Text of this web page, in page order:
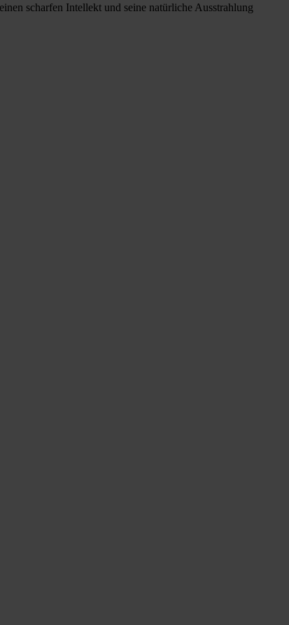
scharfen Intellekt und seine natürliche Ausstrahlung